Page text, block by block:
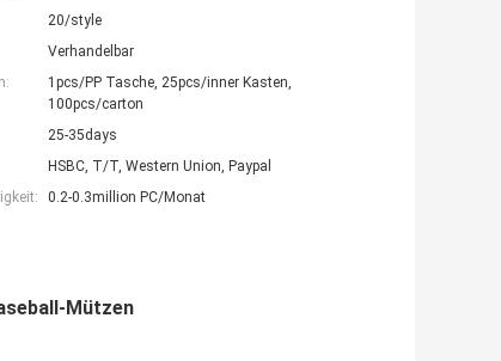
20/style
Verhandelbar
1pcs/PP Tasche, 25pcs/inner Kasten,
100pcs/carton
25-35days
HSBC, T/T, Western Union, Paypal
0.2-0.3million PC/Monat
Mützen